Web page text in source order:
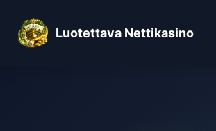
Luotettava Nettikasino